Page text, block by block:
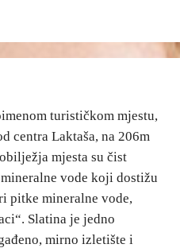
turističkom mjestu,
centra Laktaša, na 206m
mjesta su čist
vode koji dostižu
pitke mineralne vode,
Slatina je jedno
mirno izletište i